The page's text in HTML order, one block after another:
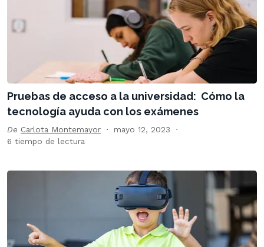
Pruebas de acceso a la universidad: Cómo la
tecnología ayuda con los exámenes
De Carlota Montemayor
mayo 12, 2023
6 tiempo de lectura